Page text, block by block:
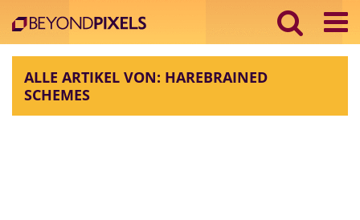
ALLE ARTIKEL VON: HAREBRAINED
SCHEMES